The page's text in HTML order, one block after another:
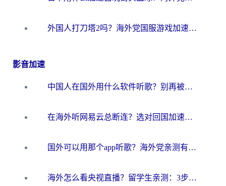
外国人打刀塔2吗？海外党国服游戏加速避坑全攻略
影音加速
中国人在国外用什么软件听歌？别再被地域限制卡脖子，这篇教你轻松解锁国内音乐库
在海外听网易云总断连？选对回国加速器，告别地区限制和卡顿
国外可以用那个app听歌？海外党亲测有效的回国加速方案，轻松听国内音乐听书
海外怎么看央视直播？留学生亲测：3步解决版权限制+追剧自由